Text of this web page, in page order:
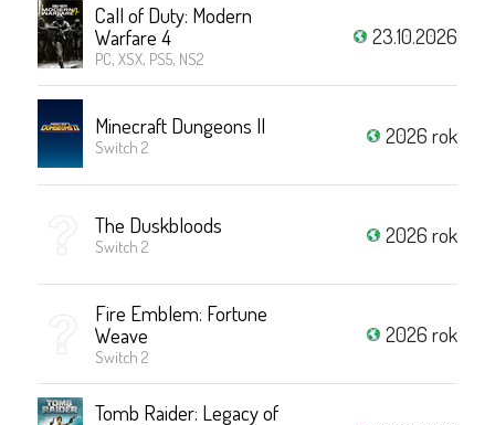
Call of Duty: Modern
Warfare 4
PC, XSX, PS5, NS2
23.10.2026
Minecraft Dungeons II
Switch 2 2026 rok
The Duskbloods
Switch 2 2026 rok
Fire Emblem: Fortune
Weave
Switch 2
2026 rok
Tomb Raider: Legacy of